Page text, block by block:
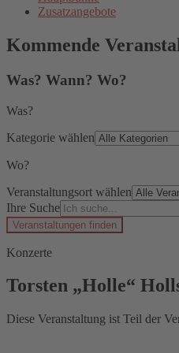
Zusatzangebote
Kommende
Was? Wann? Wo?
Was?
Kategorie wählen
Wo?
Veranstaltungsort wählen
Ihre Suche
Veranstaltungen finden
Konzerte
Torsten „Holle“
Diese Veranstaltung ist Teil der